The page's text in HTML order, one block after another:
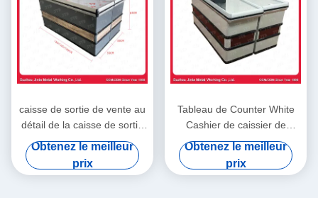
caisse de sortie de vente au
détail de la caisse de sortie
de supermarché de 1200mm
1600mm ISO9001
Obtenez le meilleur
prix
Tableau de Counter White
Cashier de caissier de
supermarché de 850mm
pour le magasin
Obtenez le meilleur
prix